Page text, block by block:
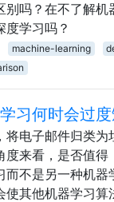
别吗？在不了解机
度学习吗？
machine-learning
习何时会过
将电子邮件归类
度来看，是否值得
而不是另一种机器
使其他机器学习算